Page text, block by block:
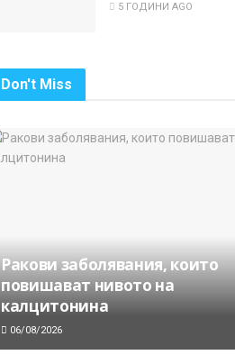
5 ГОДИНИ AGO
Don't Miss
Ракови заболявания, които
повишават нивото на
калцитонина
06/08/2026